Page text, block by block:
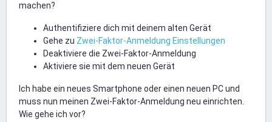
machen?
Authentifiziere dich mit deinem alten Gerät
Gehe zu Zwei-Faktor-Anmeldung Einstellungen
Deaktiviere die Zwei-Faktor-Anmeldung
Aktiviere sie mit dem neuen Gerät
Ich habe ein neues Smartphone oder einen neuen PC und
muss nun meinen Zwei-Faktor-Anmeldung neu einrichten.
Wie gehe ich vor?